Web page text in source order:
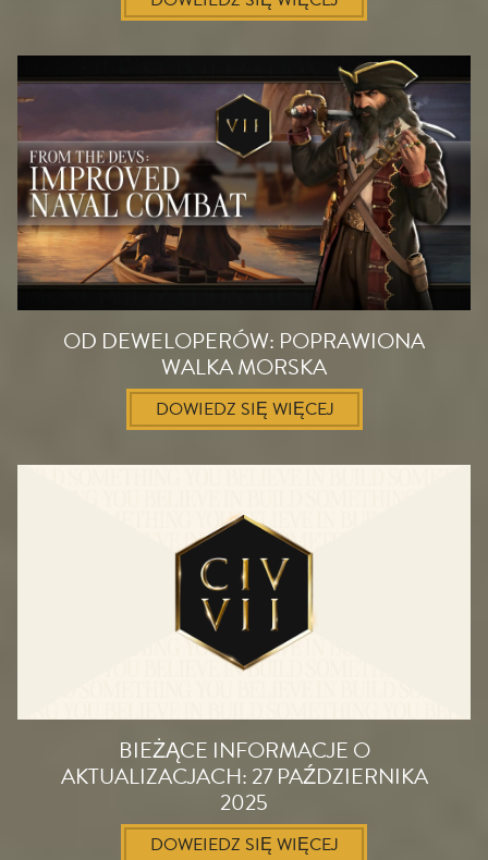
OD DEWELOPERÓW: POPRAWIONA
WALKA MORSKA
DOWIEDZ SIĘ WIĘCEJ
BIEŻĄCE INFORMACJE O
AKTUALIZACJACH: 27 PAŹDZIERNIKA
2025
DOWEIEDZ SIĘ WIĘCEJ